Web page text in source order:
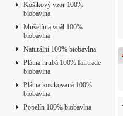
Košíkový vzor 100%
biobavlna
Mušelín a voál 100%
biobavlna
Naturální 100% biobavlna
Plátna hrubá 100% fairtrade
biobavlna
Plátna kostkovaná 100%
biobavlna
Popelín 100% biobavlna